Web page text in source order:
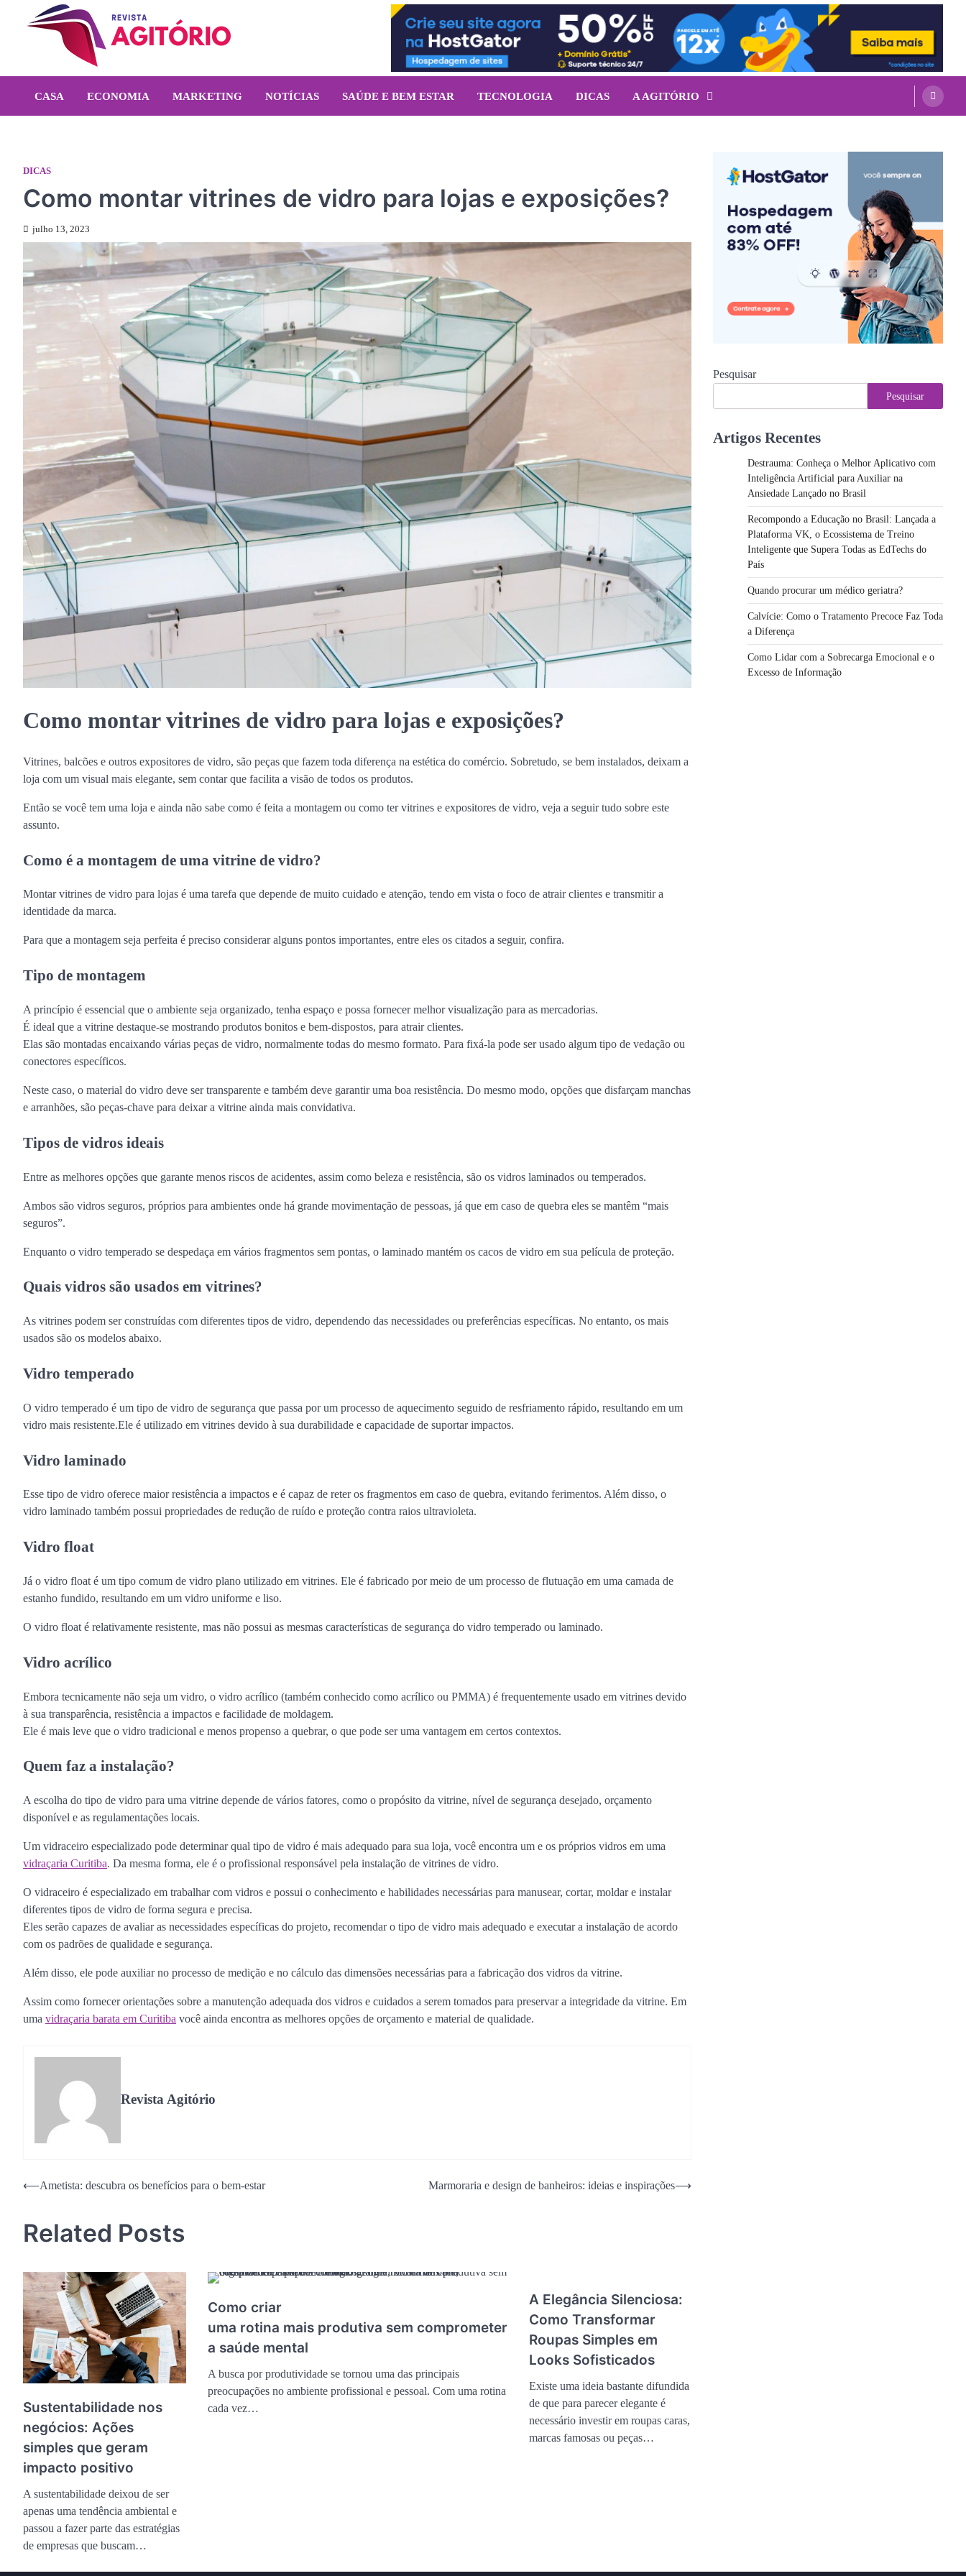
revistaagitorio.com.br
CASA ECONOMIA MARKETING NOTÍCIAS SAÚDE E BEM ESTAR TECNOLOGIA DICAS A AGITÓRIO
DICAS
Como montar vitrines de vidro para lojas e exposições?
julho 13, 2023
Como montar vitrines de vidro para lojas e exposições?
Vitrines, balcões e outros expositores de vidro, são peças que fazem toda diferença na estética do comércio. Sobretudo, se bem instalados, deixam a
loja com um visual mais elegante, sem contar que facilita a visão de todos os produtos.
Então se você tem uma loja e ainda não sabe como é feita a montagem ou como ter vitrines e expositores de vidro, veja a seguir tudo sobre este
assunto.
Como é a montagem de uma vitrine de vidro?
Montar vitrines de vidro para lojas é uma tarefa que depende de muito cuidado e atenção, tendo em vista o foco de atrair clientes e transmitir a
identidade da marca.
Para que a montagem seja perfeita é preciso considerar alguns pontos importantes, entre eles os citados a seguir, confira.
Tipo de montagem
A princípio é essencial que o ambiente seja organizado, tenha espaço e possa fornecer melhor visualização para as mercadorias.
É ideal que a vitrine destaque-se mostrando produtos bonitos e bem-dispostos, para atrair clientes.
Elas são montadas encaixando várias peças de vidro, normalmente todas do mesmo formato. Para fixá-la pode ser usado algum tipo de vedação ou
conectores específicos.
Neste caso, o material do vidro deve ser transparente e também deve garantir uma boa resistência. Do mesmo modo, opções que disfarçam manchas
e arranhões, são peças-chave para deixar a vitrine ainda mais convidativa.
Tipos de vidros ideais
Entre as melhores opções que garante menos riscos de acidentes, assim como beleza e resistência, são os vidros laminados ou temperados.
Ambos são vidros seguros, próprios para ambientes onde há grande movimentação de pessoas, já que em caso de quebra eles se mantêm “mais
seguros”.
Enquanto o vidro temperado se despedaça em vários fragmentos sem pontas, o laminado mantém os cacos de vidro em sua película de proteção.
Quais vidros são usados em vitrines?
As vitrines podem ser construídas com diferentes tipos de vidro, dependendo das necessidades ou preferências específicas. No entanto, os mais
usados são os modelos abaixo.
Vidro temperado
O vidro temperado é um tipo de vidro de segurança que passa por um processo de aquecimento seguido de resfriamento rápido, resultando em um
vidro mais resistente.Ele é utilizado em vitrines devido à sua durabilidade e capacidade de suportar impactos.
Vidro laminado
Esse tipo de vidro oferece maior resistência a impactos e é capaz de reter os fragmentos em caso de quebra, evitando ferimentos. Além disso, o
vidro laminado também possui propriedades de redução de ruído e proteção contra raios ultravioleta.
Vidro float
Já o vidro float é um tipo comum de vidro plano utilizado em vitrines. Ele é fabricado por meio de um processo de flutuação em uma camada de
estanho fundido, resultando em um vidro uniforme e liso.
O vidro float é relativamente resistente, mas não possui as mesmas características de segurança do vidro temperado ou laminado.
Vidro acrílico
Embora tecnicamente não seja um vidro, o vidro acrílico (também conhecido como acrílico ou PMMA) é frequentemente usado em vitrines devido
à sua transparência, resistência a impactos e facilidade de moldagem.
Ele é mais leve que o vidro tradicional e menos propenso a quebrar, o que pode ser uma vantagem em certos contextos.
Quem faz a instalação?
A escolha do tipo de vidro para uma vitrine depende de vários fatores, como o propósito da vitrine, nível de segurança desejado, orçamento
disponível e as regulamentações locais.
Um vidraceiro especializado pode determinar qual tipo de vidro é mais adequado para sua loja, você encontra um e os próprios vidros em uma
vidraçaria Curitiba. Da mesma forma, ele é o profissional responsável pela instalação de vitrines de vidro.
O vidraceiro é especializado em trabalhar com vidros e possui o conhecimento e habilidades necessárias para manusear, cortar, moldar e instalar
diferentes tipos de vidro de forma segura e precisa.
Eles serão capazes de avaliar as necessidades específicas do projeto, recomendar o tipo de vidro mais adequado e executar a instalação de acordo
com os padrões de qualidade e segurança.
Além disso, ele pode auxiliar no processo de medição e no cálculo das dimensões necessárias para a fabricação dos vidros da vitrine.
Assim como fornecer orientações sobre a manutenção adequada dos vidros e cuidados a serem tomados para preservar a integridade da vitrine. Em
uma vidraçaria barata em Curitiba você ainda encontra as melhores opções de orçamento e material de qualidade.
Revista Agitório
Navegação
Post
⟵Ametista: descubra os benefícios para o bem-estar Marmoraria e design de banheiros: ideias e inspirações⟶
Related Posts
Sustentabilidade nos
negócios: Ações
simples que geram
impacto positivo
A sustentabilidade deixou de ser
apenas uma tendência ambiental e
passou a fazer parte das estratégias
de empresas que buscam…
Como criar
uma rotina mais produtiva sem comprometer
a saúde mental
A busca por produtividade se tornou uma das principais
preocupações no ambiente profissional e pessoal. Com uma rotina
cada vez…
A Elegância Silenciosa:
Como Transformar
Roupas Simples em
Looks Sofisticados
Existe uma ideia bastante difundida
de que para parecer elegante é
necessário investir em roupas caras,
marcas famosas ou peças…
Pesquisar
Pesquisar
Artigos Recentes
Destrauma: Conheça o Melhor Aplicativo com
Inteligência Artificial para Auxiliar na
Ansiedade Lançado no Brasil
Recompondo a Educação no Brasil: Lançada a
Plataforma VK, o Ecossistema de Treino
Inteligente que Supera Todas as EdTechs do
País
Quando procurar um médico geriatra?
Calvície: Como o Tratamento Precoce Faz Toda
a Diferença
Como Lidar com a Sobrecarga Emocional e o
Excesso de Informação